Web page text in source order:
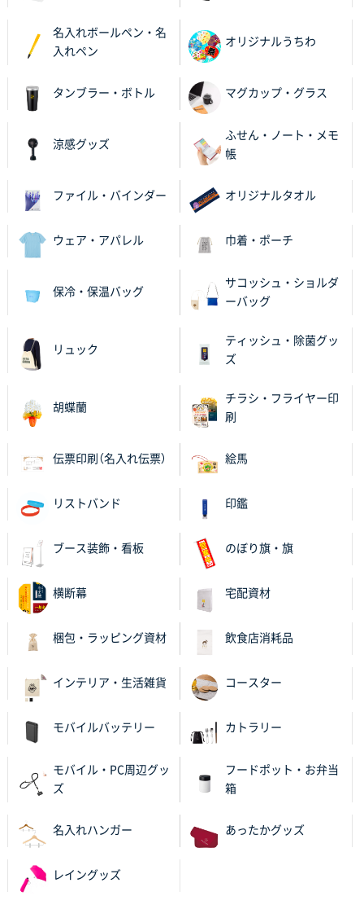
uni ジェットストリーム 05
2025年11月21日 16:39
何度か注文していて、満足していたから
神奈川県のお客様
のし文言が変更できたのと価格。
千葉県M社様
ワンポイント箔押し紙袋 Sサイズ(A5対応)
2025年11月06日 14:57
営業ご担当者さまより、ご丁寧なサポートをいただ
進められました。
【ポリ袋】特別ご注文ページ
3000枚
昨年利用した時に、納期と金額面でかなり業者さんを
比較して決めさせていただきました。 昨年注文分も、
納期がギリギリだったにも関わらず、丁寧に対応して
対応を頂いており助かっております。
和歌山県S社様
2025年11月05日 11:13
不織布スクエアトート(A4サイズ)
2025年10月28日 17:10
ワンポイントポリ袋 A4サイズ
1000枚
サイトが見やすい
ワンポイントポリ袋 A4サイズ
サイト構成が解りやすかったから
名入れボールペン・名
入れペン
オリジナルうちわ
タンブラー・ボトル マグカップ・グラス
涼感グッズ
ふせん・ノート・メモ
帳
ファイル・バインダー オリジナルタオル
ウェア・アパレル 巾着・ポーチ
保冷・保温バッグ
サコッシュ・ショルダ
ーバッグ
リュック
ティッシュ・除菌グッ
ズ
胡蝶蘭
チラシ・フライヤー印
刷
伝票印刷（名入れ伝票） 絵馬
リストバンド 印鑑
ブース装飾・看板 のぼり旗・旗
横断幕 宅配資材
梱包・ラッピング資材 飲食店消耗品
インテリア・生活雑貨 コースター
モバイルバッテリー カトラリー
モバイル・PC周辺グッ
ズ
フードポット・お弁当
箱
名入れハンガー あったかグッズ
レイングッズ